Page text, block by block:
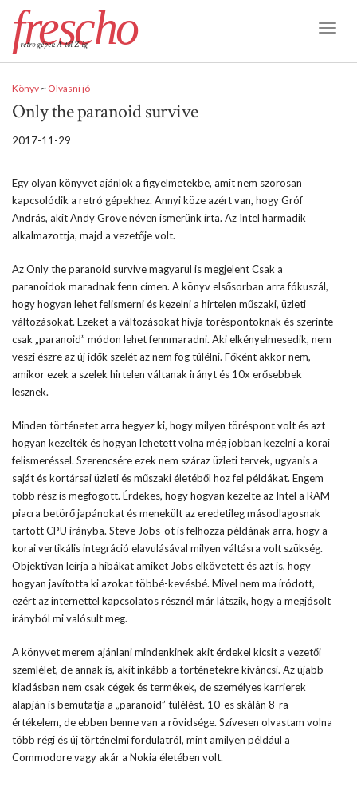
frescho
retro gépek A-tól Z-ig
Könyv~ Olvasni jó
Only the paranoid survive
2017-11-29
Egy olyan könyvet ajánlok a figyelmetekbe, amit nem szorosan
kapcsolódik a retró gépekhez. Annyi köze azért van, hogy Gróf
András, akit Andy Grove néven ismerünk írta. Az Intel harmadik
alkalmazottja, majd a vezetője volt.
Az Only the paranoid survive magyarul is megjelent Csak a
paranoidok maradnak fenn címen. A könyv elsősorban arra fókuszál,
hogy hogyan lehet felismerni és kezelni a hirtelen műszaki, üzleti
változásokat. Ezeket a változásokat hívja töréspontoknak és szerinte
csak „paranoid” módon lehet fennmaradni. Aki elkényelmesedik, nem
veszi észre az új idők szelét az nem fog túlélni. Főként akkor nem,
amikor ezek a szelek hirtelen váltanak irányt és 10x erősebbek
lesznek.
Minden történetet arra hegyez ki, hogy milyen töréspont volt és azt
hogyan kezelték és hogyan lehetett volna még jobban kezelni a korai
felismeréssel. Szerencsére ezek nem száraz üzleti tervek, ugyanis a
saját és kortársai üzleti és műszaki életéből hoz fel példákat. Engem
több rész is megfogott. Érdekes, hogy hogyan kezelte az Intel a RAM
piacra betörő japánokat és menekült az eredetileg másodlagosnak
tartott CPU irányba. Steve Jobs-ot is felhozza példának arra, hogy a
korai vertikális integráció elavulásával milyen váltásra volt szükség.
Objektívan leírja a hibákat amiket Jobs elkövetett és azt is, hogy
hogyan javította ki azokat többé-kevésbé. Mivel nem ma íródott,
ezért az internettel kapcsolatos résznél már látszik, hogy a megjósolt
irányból mi valósult meg.
A könyvet merem ajánlani mindenkinek akit érdekel kicsit a vezetői
szemlélet, de annak is, akit inkább a történetekre kíváncsi. Az újabb
kiadásban nem csak cégek és termékek, de személyes karrierek
alapján is bemutatja a „paranoid” túlélést. 10-es skálán 8-ra
értékelem, de ebben benne van a rövidsége. Szívesen olvastam volna
több régi és új történelmi fordulatról, mint amilyen például a
Commodore vagy akár a Nokia életében volt.